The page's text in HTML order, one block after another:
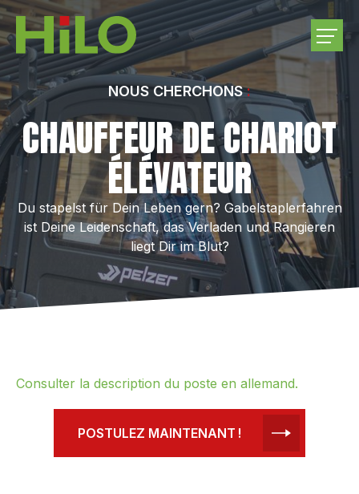
ENTREPRISE
PRODUITS
ACHATS DE BOIS RONDS
CARRIÈRE
CONTACTEZ-NOUS
NOUS CHERCHONS
CHAUFFEUR DE CHARIOT
ÉLÉVATEUR
Du stapelst für Dein Leben gern? Gabelstaplerfahren
ist Deine Leidenschaft, das Verladen und Rangieren
liegt Dir im Blut?
Consulter la description du poste en allemand.
POSTULEZ MAINTENANT !